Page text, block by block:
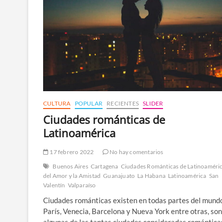
CULTURA POPULAR RECIENTES SLIDER
Ciudades románticas de
Latinoamérica
17 febrero 2022
No hay comentarios
Buenos Aires Cartagena Ciudades Románticas de
del Amor y la Amistad Guanajuato La Habana Latinoamérica San
Valentín Valparaíso
Ciudades románticas existen en todas partes del
París, Venecia, Barcelona y Nueva York entre otras, son